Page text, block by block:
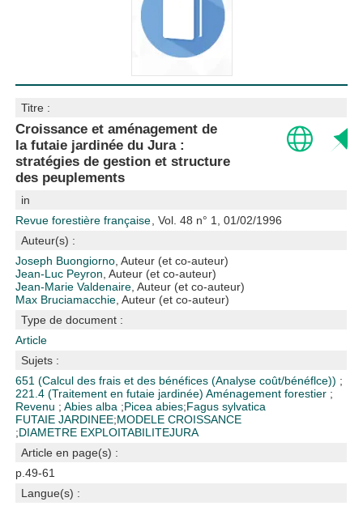
Titre :
Croissance et aménagement de
la futaie jardinée du Jura :
stratégies de gestion et structure
des peuplements
in
Revue forestière française , Vol. 48 n° 1, 01/02/1996
Auteur(s) :
Joseph Buongiorno , Auteur (et co-auteur)
Jean-Luc Peyron , Auteur (et co-auteur)
Jean-Marie Valdenaire , Auteur (et co-auteur)
Max Bruciamacchie , Auteur (et co-auteur)
Type de document :
Article
Sujets :
651 (Calcul des frais et des bénéfices (Analyse coût/bénéflce)) ;
221.4 (Traitement en futaie jardinée)Aménagement forestier ;
Revenu ;Abies alba ;Picea abies;Fagus sylvatica
FUTAIE JARDINEE;MODELE CROISSANCE
;DIAMETRE EXPLOITABILITEJURA
Article en page(s) :
p.49-61
Langue(s) :